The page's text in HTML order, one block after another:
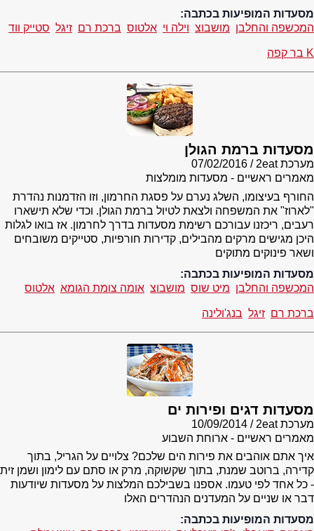
מסעדות המופיעות בכתבה:
המכשפה והחלבן מושבוצ וילה וי אלטוס ברכת רם זיגל סטייק ווד
K בר קפה
מסעדות ברמת הגולן
מערכת 2eat
07/02/2016
מאמרים ראשיים - מסעדות מומלצות
החורף בעיצומו, השלג נערם על פסגת החרמון, וזו הזדמנות נהדרת
"לארוז" את המשפחה ולצאת לטיול ברמת הגולן. וכדי שלא תישארו
רעבים, ריכזנו עבורכם רשימת מסעדות בדרך לחרמון. אז בואו לגלות
היכן מגישים מרקים מהבילים, קדירות חורפיות, סטייקים משובחים
ושאר פינוקים מתוקים
מסעדות המופיעות בכתבה:
המכשפה והחלבן מיט שוס מושבוצ אומה צומת הגומא אלטוס
ברכת רם זיגל בנג'ולינה
מסעדות דגים ופירות ים
מערכת 2eat
10/09/2014
מאמרים ראשיים - ארוחת השבוע
איך אתם אוהבים את פירות הים שלכם? צלויים על הגריל, בתוך
קדירה, ברוטב שמנת, בתוך שקשוקה, מרק או סתם עם לימון ושמן זית
- כל אחד לפי טעמו. אספנו בשבילכם המלצות על מסעדות שיודעות
דבר או שניים על המעדנים הנהדרים האלו
מסעדות המופיעות בכתבה: